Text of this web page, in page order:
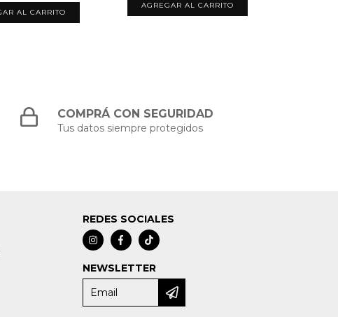
COMPRÁ CON SEGURIDAD
Tus datos siempre protegidos
REDES SOCIALES
NEWSLETTER